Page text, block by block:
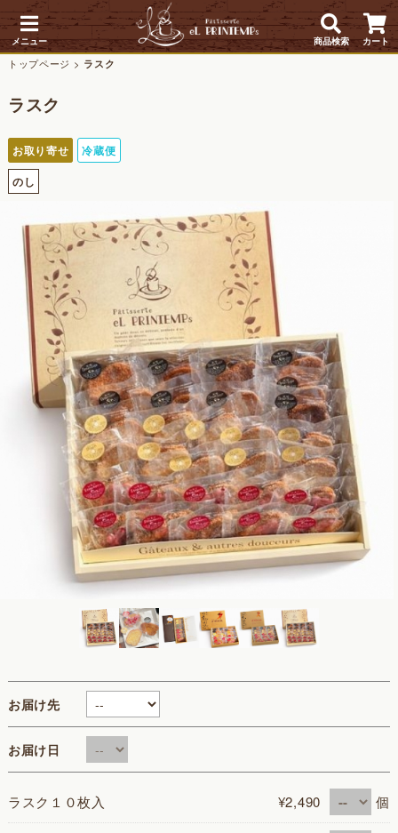
メニュー 商品検索 カート
トップページ > ラスク
ラスク
お取り寄せ
冷蔵便
のし
お届け先
お届け日
ラスク１０枚入 ¥2,490 個